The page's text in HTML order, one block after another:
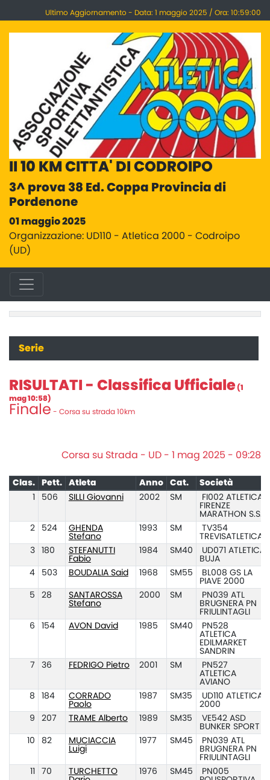
Ultimo Aggiornamento - Data: 1 maggio 2025 / Ora: 10:59:00
II 10 KM CITTA' DI CODROIPO
3^ prova 38 Ed. Coppa Provincia di
Pordenone
01 maggio 2025
Organizzazione: UD110 - Atletica 2000 - Codroipo
(UD)
Serie
RISULTATI - Classifica Ufficiale (1
mag 10:58)
Finale - Corsa su strada 10km
Corsa su Strada - UD - 1 mag 2025 - 09:28
Clas. Pett. Atleta Anno Cat.
Società
506 SILLI Giovanni 2002 SM
FI002 ATLETICA
FIRENZE
MARATHON S.S.
2
524
GHENDA
Stefano
1993 SM
TV354
TREVISATLETICA
3
180
STEFANUTTI
Fabio
1984 SM40
UD071 ATLETICA
BUJA
4
503 BOUDALIA Said 1968 SM55
BL008 GS LA
PIAVE 2000
5
28
SANTAROSSA
Stefano
2000 SM
PN039 ATL
BRUGNERA PN
FRIULINTAGLI
6
154 AVON David 1985 SM40
PN528
ATLETICA
EDILMARKET
SANDRIN
7
36 FEDRIGO Pietro 2001 SM
PN527
ATLETICA
AVIANO
8
184
CORRADO
Paolo
1987 SM35
UD110 ATLETICA
2000
9
207 TRAME Alberto 1989 SM35
VE542 ASD
BUNKER SPORT
10
82
MUCIACCIA
Luigi
1977 SM45
PN039 ATL
BRUGNERA PN
FRIULINTAGLI
70
TURCHETTO
1976 SM45
PN005